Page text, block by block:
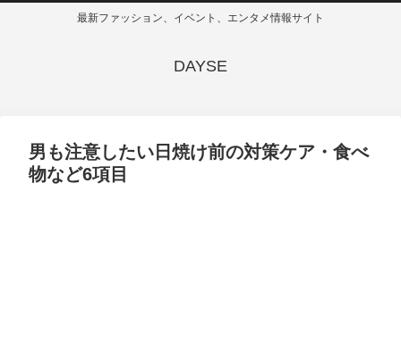
最新ファッション、イベント、エンタメ情報サイト
DAYSE
男も注意したい日焼け前の対策ケア・食べ
物など6項目